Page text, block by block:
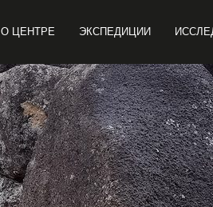
О ЦЕНТРЕ ЭКСПЕДИЦИИ